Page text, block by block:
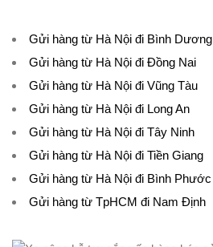
Gửi hàng từ Hà Nội đi Bình Dương
Gửi hàng từ Hà Nội đi Đồng Nai
Gửi hàng từ Hà Nội đi Vũng Tàu
Gửi hàng từ Hà Nội đi Long An
Gửi hàng từ Hà Nội đi Tây Ninh
Gửi hàng từ Hà Nội đi Tiền Giang
Gửi hàng từ Hà Nội đi Bình Phước
Gửi hàng từ TpHCM đi Nam Định